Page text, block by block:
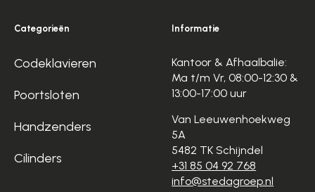
Categorieën
Codeklavieren
Poortsloten
Handzenders
Cilinders
Informatie
Kantoor & Afhaalbalie:
Ma t/m Vr, 08:00-12:30 &
13:00-17:00 uur
Van Leeuwenhoekweg
5A
5482 TK Schijndel
+31 85 04 92 768
info@stedagroep.nl